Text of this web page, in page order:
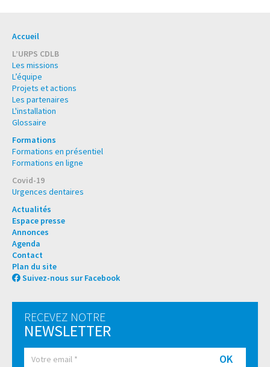
Accueil
L’URPS CDLB
Les missions
L’équipe
Projets et actions
Les partenaires
L'installation
Glossaire
Formations
Formations en présentiel
Formations en ligne
Covid-19
Urgences dentaires
Actualités
Espace presse
Annonces
Agenda
Contact
Plan du site
Suivez-nous sur Facebook
RECEVEZ NOTRE
NEWSLETTER
OK